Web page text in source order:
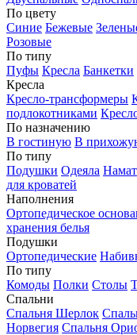
По цвету
Синие Бежевые
Розовые
По типу
Пуфы Кресла Банкетки
Кресла
Кресло-трансформеры
подлокотниками
По назначению
В гостиную В
По типу
Подушки Одеяла
для кроватей
Наполнения
Ортопедическое
хранения белья
Подушки
Ортопедические
По типу
Комоды Полки Столы
Спальни
Спальня Шерлок
Норвегия Спальня